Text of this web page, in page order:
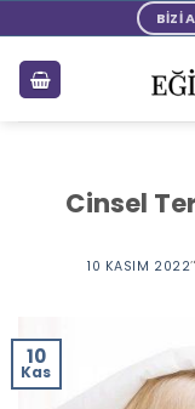
to
content
BİZİ
Cinsel
10 KASIM 2022
10
Kas